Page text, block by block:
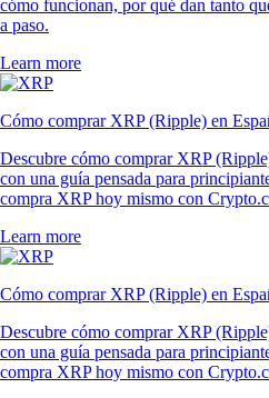
cómo funcionan, por qué dan tanto
a paso.
Learn more
Cómo comprar XRP (Ripple) en
Descubre cómo comprar XRP
con una guía pensada para
compra XRP hoy mismo con
Learn more
Cómo comprar XRP (Ripple) en
Descubre cómo comprar XRP
con una guía pensada para
compra XRP hoy mismo con